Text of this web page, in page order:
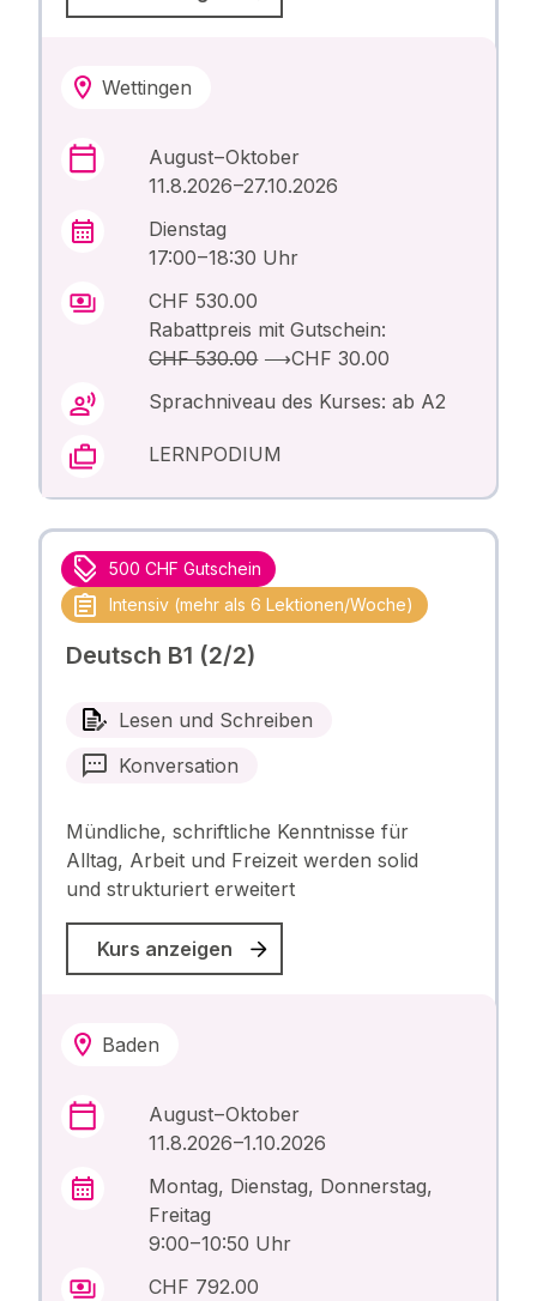
Wettingen
August – Oktober
11.8.2026 –27.10.2026
Dienstag
17:00 – 18:30 Uhr
CHF 530.00
Rabattpreis mit Gutschein:
CHF 530.00⟶CHF 30.00
Sprachniveau des Kurses: ab A2
LERNPODIUM
500 CHF Gutschein
Intensiv (mehr als 6 Lektionen/Woche)
Deutsch B1 (2/2)
Lesen und Schreiben
Konversation
Mündliche, schriftliche Kenntnisse für
Alltag, Arbeit und Freizeit werden solid
und strukturiert erweitert
Kurs anzeigen
Baden
August – Oktober
11.8.2026 –1.10.2026
Montag, Dienstag, Donnerstag,
Freitag
9:00 – 10:50 Uhr
CHF 792.00